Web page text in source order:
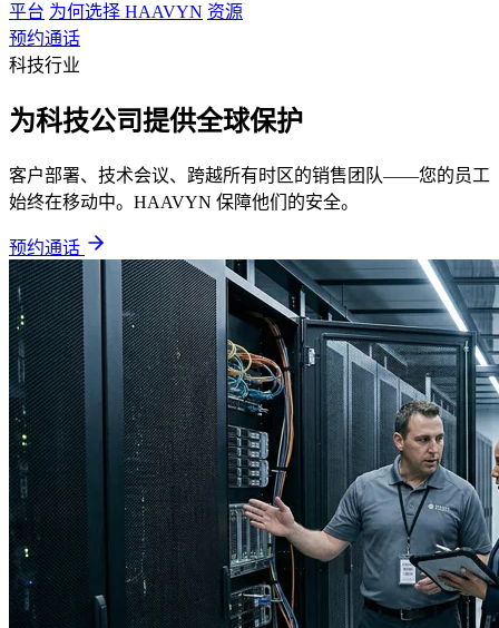
平台 为何选择 HAAVYN 资源
预约通话
科技行业
为科技公司提供全球保护
客户部署、技术会议、跨越所有时区的销售团队——您的员工
始终在移动中。HAAVYN 保障他们的安全。
预约通话